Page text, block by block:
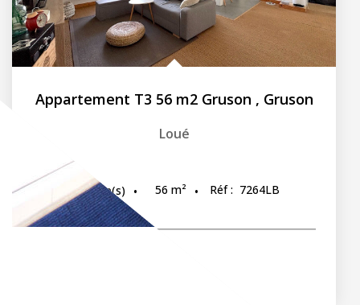
Appartement T3 56 m2 Gruson , Gruson
Loué
3pièce(s) 56 m² Réf : 7264LB